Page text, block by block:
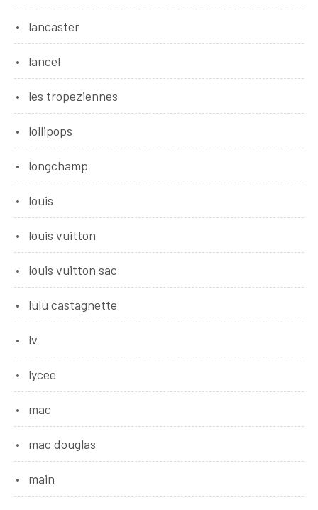
lancaster
lancel
les tropeziennes
lollipops
longchamp
louis
louis vuitton
louis vuitton sac
lulu castagnette
lv
lycee
mac
mac douglas
main